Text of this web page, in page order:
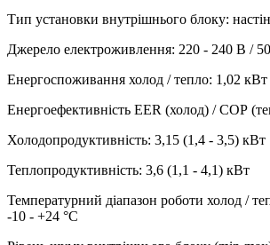
Тип установки внутрішнього блоку:
Джерело електроживлення: 220 - 240 В /
Енергоспоживання холод / тепло: 1,02
Енергоефективність EER (холод) / СОР
Холодопродуктивність: 3,15 (1,4 - 3,5) кВт
Теплопродуктивність: 3,6 (1,1 - 4,1) кВт
Температурний діапазон роботи холод /
-10 - +24 °С